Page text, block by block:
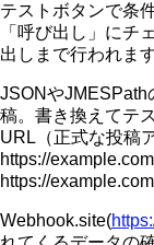
テストボタンで条
「呼び出し」にチ
出しまで行われま
JSONやJMESPath
稿。書き換えてテ
URL（正式な投稿
https://
https://
Webhook.site(